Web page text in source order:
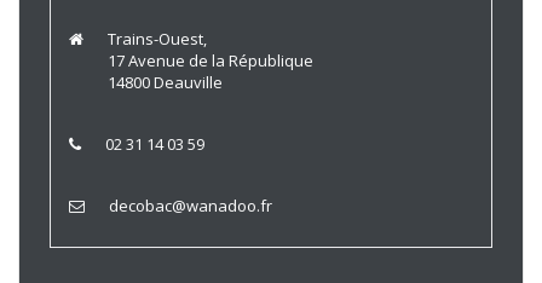
Trains-Ouest,
17 Avenue de la République
14800 Deauville
02 31 14 03 59
decobac@wanadoo.fr